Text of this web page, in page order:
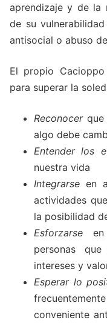
aprendizaje y de la
de su
antisocial o abuso
El propio
para superar la
Reconocerque
algo debe
Entender los
nuestra vida
Integrarse en
actividades
la posibilidad
Esforzarse en
personas
intereses y
Esperar lo
conveniente